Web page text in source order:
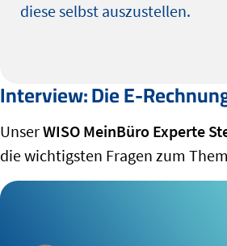
diese selbst auszustellen.
Interview: Die E-
UnserWISO MeinBüro Experte
die wichtigsten Fragen zum